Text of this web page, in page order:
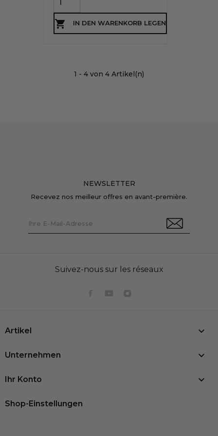
 IN DEN WARENKORB LEGEN
1 - 4 von 4 Artikel(n)
NEWSLETTER
Recevez nos meilleur offres en avant-première.
Suivez-nous sur les réseaux
Artikel 
Unternehmen 
Ihr Konto 
Shop-Einstellungen